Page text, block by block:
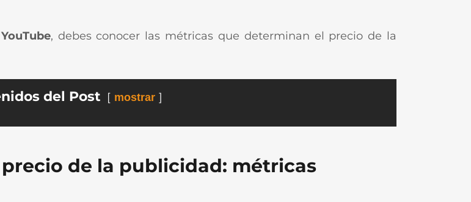
, debes conocer las métricas que determinan el precio de la
del Post mostrar
de la publicidad: métricas